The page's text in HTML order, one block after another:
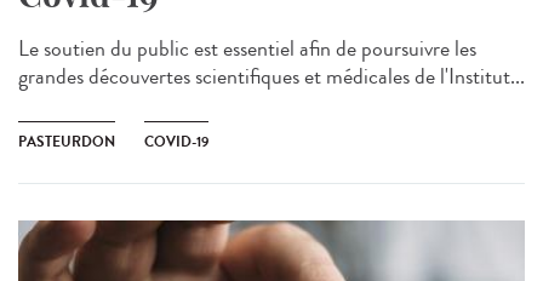
Le soutien du public est essentiel afin de poursuivre les
grandes découvertes scientifiques et médicales de l'Institut...
PASTEURDON COVID-19